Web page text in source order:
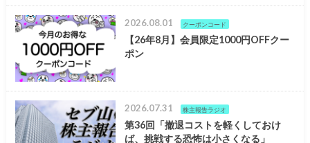
2026.08.01 クーポンコード
【26年8月】会員限定1000円OFFクー
ポン
2026.07.31 株主報告ラジオ
第36回「撤退コストを軽くしておけ
ば、挑戦する恐怖は小さくなる」